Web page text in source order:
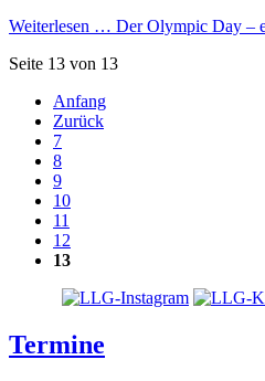
Weiterlesen … Der Olympic Day –
Seite 13 von 13
Anfang
Zurück
7
8
9
10
11
12
13
Termine